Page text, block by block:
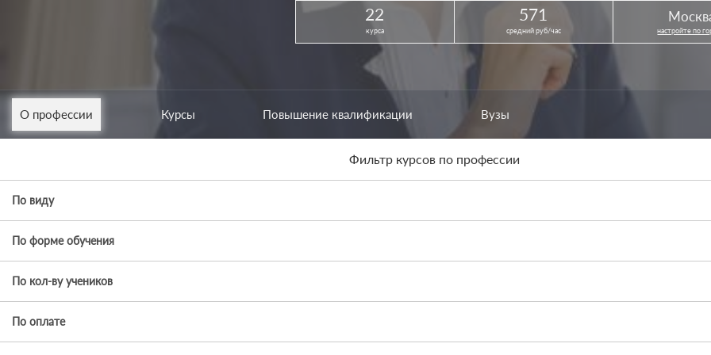
22
курса
571
средний руб/час настройте по
О профессии Курсы Повышение квалификации Вузы
Фильтр курсов по профессии
По виду
По форме обучения
По кол-ву учеников
По оплате